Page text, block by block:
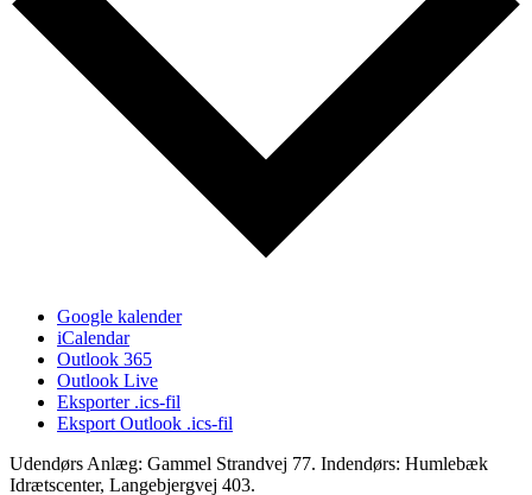
Google kalender
iCalendar
Outlook 365
Outlook Live
Eksporter .ics-fil
Eksport Outlook .ics-fil
Udendørs Anlæg: Gammel Strandvej 77. Indendørs: Humlebæk
Idrætscenter, Langebjergvej 403.